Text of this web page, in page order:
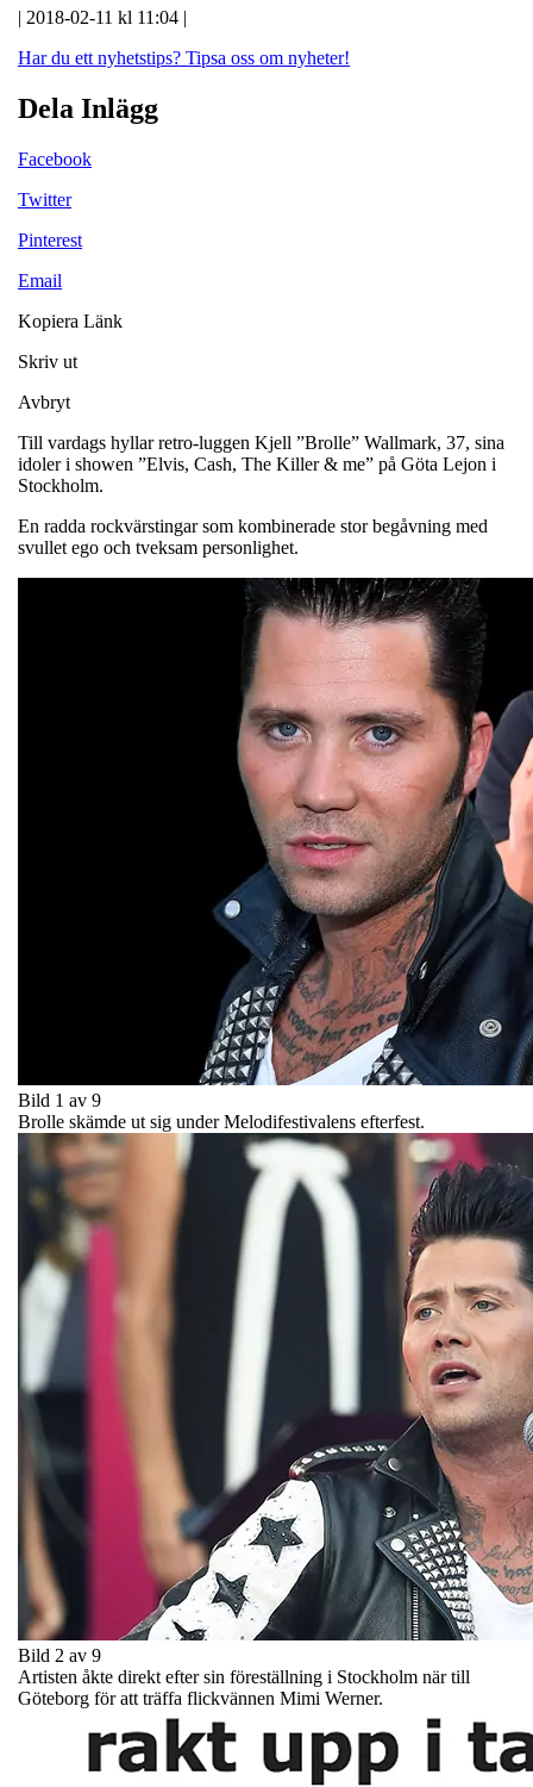
| 2018-02-11 kl 11:04 |
Har du ett nyhetstips? Tipsa oss om nyheter!
Dela Inlägg
Facebook
Twitter
Pinterest
Email
Kopiera Länk
Skriv ut
Avbryt
Till vardags hyllar retro-luggen Kjell ”Brolle” Wallmark, 37, sina
idoler i showen ”Elvis, Cash, The Killer & me” på Göta Lejon i
Stockholm.
En radda rockvärstingar som kombinerade stor begåvning med
svullet ego och tveksam personlighet.
Bild 1 av 9
Brolle skämde ut sig under Melodifestivalens efterfest.
Bild 2 av 9
Artisten åkte direkt efter sin föreställning i Stockholm när till
Göteborg för att träffa flickvännen Mimi Werner.